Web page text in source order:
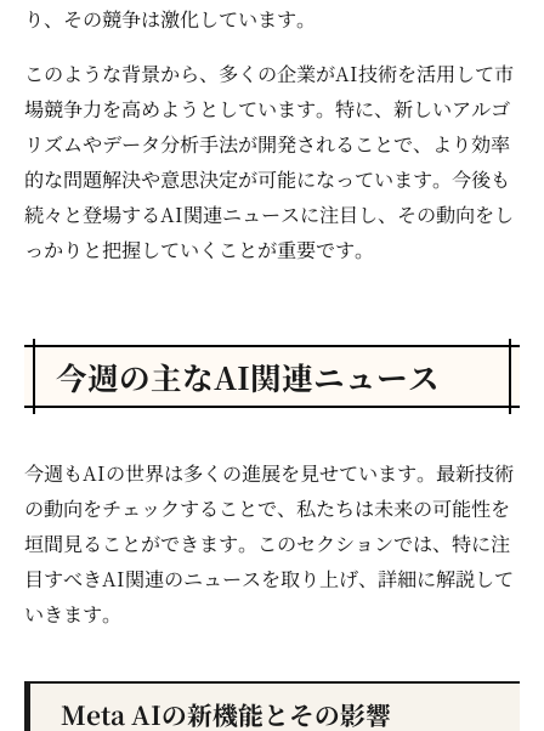
り、その競争は激化しています。
このような背景から、多くの企業がAI技術を活用して市
場競争力を高めようとしています。特に、新しいアルゴ
リズムやデータ分析手法が開発されることで、より効率
的な問題解決や意思決定が可能になっています。今後も
続々と登場するAI関連ニュースに注目し、その動向をし
っかりと把握していくことが重要です。
今週の主なAI関連ニュース
今週もAIの世界は多くの進展を見せています。最新技術
の動向をチェックすることで、私たちは未来の可能性を
垣間見ることができます。このセクションでは、特に注
目すべきAI関連のニュースを取り上げ、詳細に解説して
いきます。
Meta AIの新機能とその影響